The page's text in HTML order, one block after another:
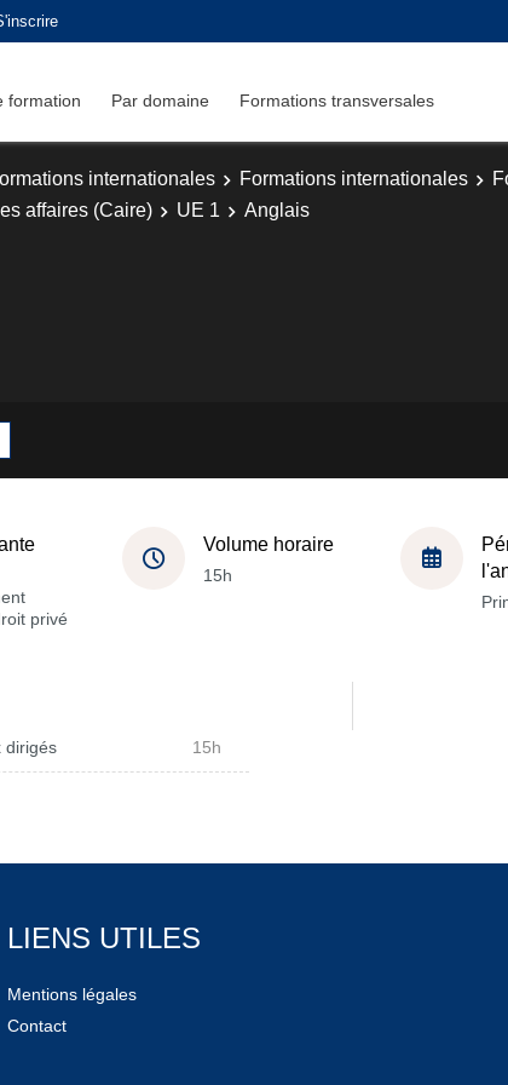
formation Par domaine Formations transversales
internationales Formations internationales
affaires (Caire)
UE 1 Anglais
privé
Volume horaire
15h
dirigés 15h
LIENS UTILES
Mentions légales
Contact